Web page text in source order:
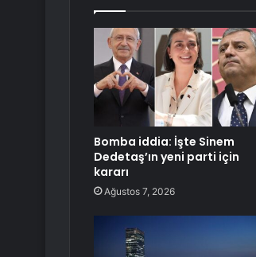
Bomba iddia: İşte Sinem
Dedetaş’ın yeni parti için
kararı
Ağustos 7, 2026